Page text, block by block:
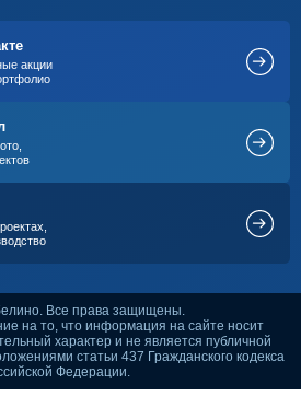
акции
Все права защищены.
на то, что информация на сайте носит
характер и не является публичной
статьи 437 Гражданского кодекса
Федерации.